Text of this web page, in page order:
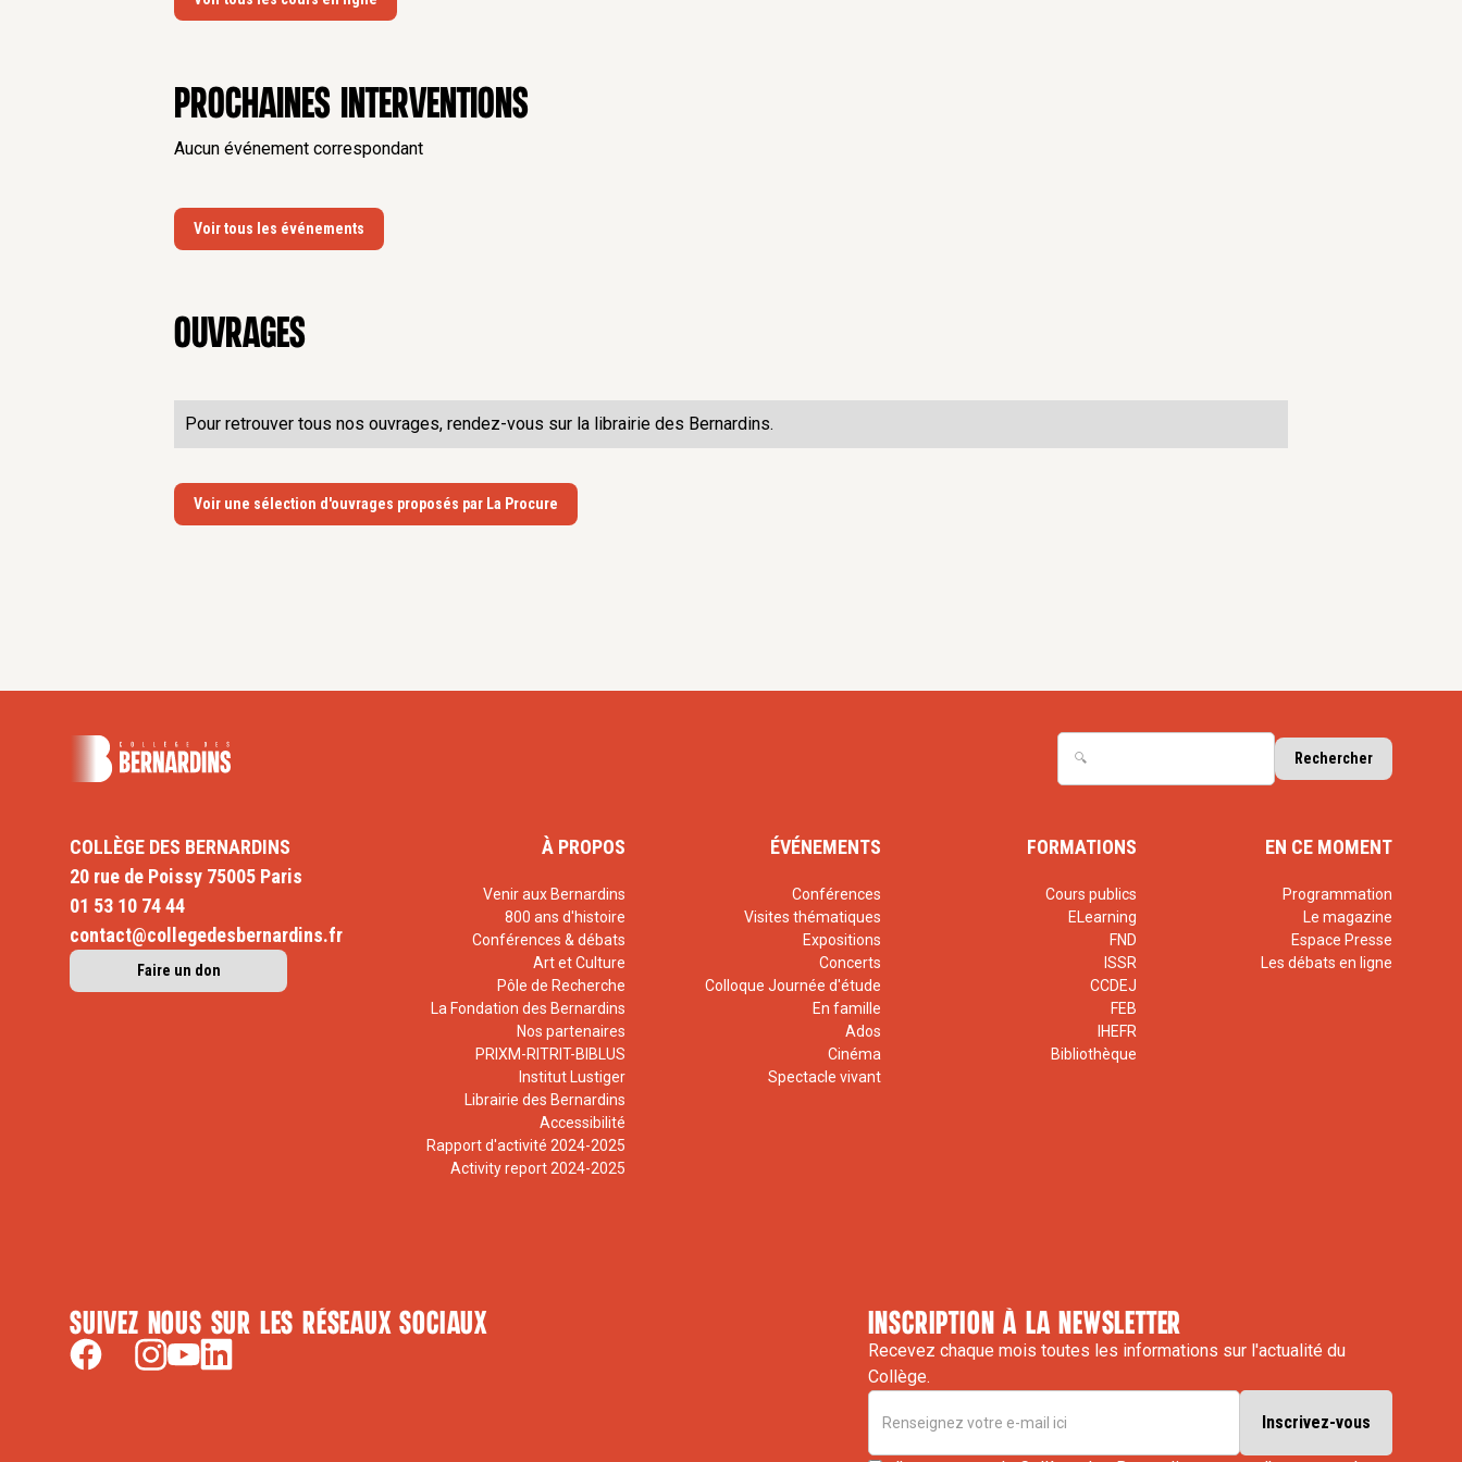
Prochaines interventions
Aucun événement correspondant
Voir tous les événements
Ouvrages
Pour retrouver tous nos ouvrages, rendez-vous sur la librairie des Bernardins.
Voir une sélection d'ouvrages proposés par La Procure
COLLÈGE DES BERNARDINS
20 rue de Poissy 75005 Paris
01 53 10 74 44
contact@collegedesbernardins.fr
Faire un don
À PROPOS
Venir aux Bernardins
800 ans d'histoire
Conférences & débats
Art et Culture
Pôle de Recherche
La Fondation des Bernardins
Nos partenaires
PRIXM-RITRIT-BIBLUS
Institut Lustiger
Librairie des Bernardins
Accessibilité
Rapport d'activité 2024-2025
Activity report 2024-2025
ÉVÉNEMENTS
Conférences
Visites thématiques
Expositions
Concerts
Colloque Journée d'étude
En famille
Ados
Cinéma
Spectacle vivant
FORMATIONS
Cours publics
ELearning
FND
ISSR
CCDEJ
FEB
IHEFR
Bibliothèque
EN CE MOMENT
Programmation
Le magazine
Espace Presse
Les débats en ligne
Suivez nous sur les réseaux sociaux inscription à la newsletter
Recevez chaque mois toutes les informations sur l'actualité du
Collège.